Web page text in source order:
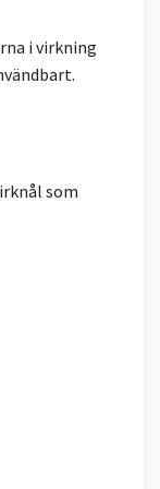
i virkning
som